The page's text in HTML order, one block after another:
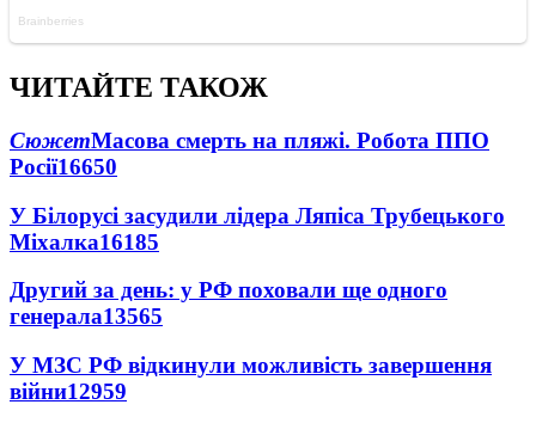
ЧИТАЙТЕ ТАКОЖ
СюжетМасова смерть на пляжі. Робота ППО
Росії16650
У Білорусі засудили лідера Ляпіса Трубецького
Міхалка16185
Другий за день: у РФ поховали ще одного
генерала13565
У МЗС РФ відкинули можливість завершення
війни12959